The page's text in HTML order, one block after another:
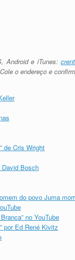
Android e iTunes:
o endereço e
de Cris Wright
David Bosch
do povo Juma
no YouTube
por Ed René Kivitz